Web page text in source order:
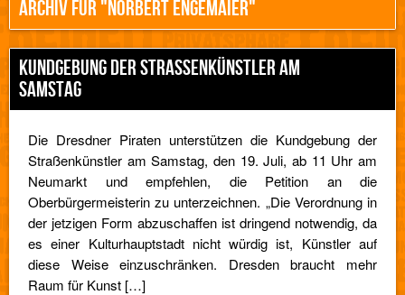
ARCHIV FÜR "NORBERT ENGEMAIER"
KUNDGEBUNG DER STRASSENKÜNSTLER AM S
AMSTAG
Die Dresdner Piraten unterstützen die Kundgebung der
Straßenkünstler am Samstag, den 19. Juli, ab 11 Uhr am
Neumarkt und empfehlen, die Petition an die
Oberbürgermeisterin zu unterzeichnen. „Die Verordnung in
der jetzigen Form abzuschaffen ist dringend notwendig, da
es einer Kulturhauptstadt nicht würdig ist, Künstler auf
diese Weise einzuschränken. Dresden braucht mehr
Raum für Kunst […]